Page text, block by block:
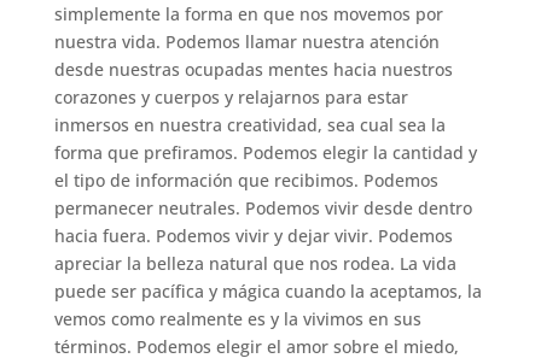
simplemente la forma en que nos movemos por
nuestra vida. Podemos llamar nuestra atención
desde nuestras ocupadas mentes hacia nuestros
corazones y cuerpos y relajarnos para estar
inmersos en nuestra creatividad, sea cual sea la
forma que prefiramos. Podemos elegir la cantidad y
el tipo de información que recibimos. Podemos
permanecer neutrales. Podemos vivir desde dentro
hacia fuera. Podemos vivir y dejar vivir. Podemos
apreciar la belleza natural que nos rodea. La vida
puede ser pacífica y mágica cuando la aceptamos, la
vemos como realmente es y la vivimos en sus
términos. Podemos elegir el amor sobre el miedo,